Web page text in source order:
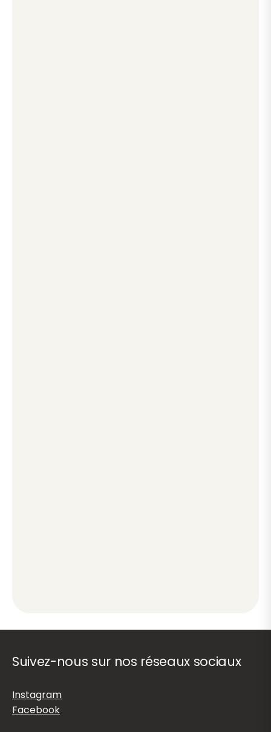
Suivez-nous sur nos réseaux sociaux
Instagram
Facebook